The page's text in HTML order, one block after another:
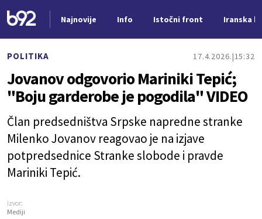
Najnovije Info Istočni front Iranska
POLITIKA 17.4.2026. 15:32
Jovanov odgovorio Mariniki Tepić;
"Boju garderobe je pogodila" VIDEO
Član predsedništva Srpske napredne stranke
Milenko Jovanov reagovao je na izjave
potpredsednice Stranke slobode i pravde
Mariniki Tepić.
Izvor:
Mediji